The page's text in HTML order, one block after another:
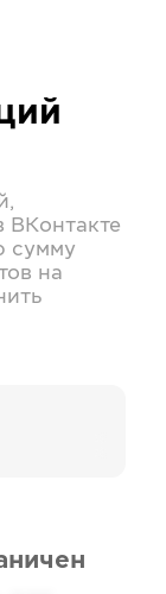
ВКонтакте
сумму
на